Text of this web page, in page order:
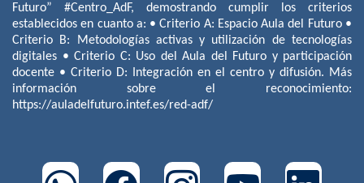
Futuro” #Centro_AdF, demostrando cumplir los criterios
establecidos en cuanto a: • Criterio A: Espacio Aula del Futuro •
Criterio B: Metodologías activas y utilización de tecnologías
digitales • Criterio C: Uso del Aula del Futuro y participación
docente • Criterio D: Integración en el centro y difusión. Más
información sobre el reconocimiento:
https://auladelfuturo.intef.es/red-adf/